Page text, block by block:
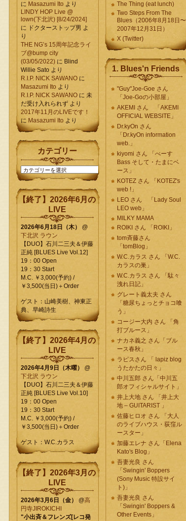
に Masazumi Ito より
LINDY HOP Live @
lown(下北沢) [8/24/2024]
に ドクターストップ男 よ
り
THE NG’s 15周年記念ライ
ブ@bump city
(03/05/2022) に Blind
Willie Sato より
R.I.P. NICK SAWANO に
Masazumi Ito より
R.I.P. NICK SAWANO に 未
だ受け入れられず より
2017年11月のLIVEです！
に Masazumi Ito より
カテゴリー
カ
テ
リ
ー
【終了】2026年6月の
LIVE
2026年6月18日（木）
@
下北沢 ラウン
【DUO】石川二三夫＆伊藤
正純 [BLUES Live Vol.12]
19：00 Open
19：30 Start
M.C. ￥3,000(予約) /
￥3,500(当日)＋Order
ゲスト：山崎美樹、神東正
典、早崎詩生
【終了】2026年4月の
LIVE
2026年4月9日（木曜）
@
下北沢 ラウン
【DUO】石川二三夫＆伊藤
正純 [BLUES Live Vol.10]
19：00 Open
19：30 Start
M.C. ￥3,000(予約) /
￥3,500(当日)＋Order
ゲスト：W.C.カラス
【終了】2026年3月の
LIVE
2026年3月6日（金） @高
円寺JIROKICHI
"小出斉＆フレンズ[レコ発
The Thing (eat lunch)
Two Steps From The
Blues（2006年8月18日〜
2007年12月31日）
X (Twitter)
1. Blues'n Friends
"Guy"Joe-Goe さん
「Joe-Goの小部屋」
AKEMI さん 「AKEMI
OFFICIAL WEBSITE」
Dr.kyOn さん
「Dr.kyOn information
web.」
kiyomi さん 「べーす
Bass そして・たまにベ
ース」
KOTEZ さん 「KOTEZ's
web !」
LEO さん 「Lady Soul
LEO web」
MILKY MAMA
ROIKI さん 「ROIKI」
tom斉藤さん
「tomBlog」
W.C.カラス さん 「W.C.
カラスの巣」
W.C.カラス さん 「駄々
洩れ日記」
グレート義太夫 さん
「糖尿ちょっとチョコ喰
う」
コージー大内 さん 「角
打ブルース」
ナカネ義之 さん「ブル
ース春秋」
ラピスさん 「 lapiz blog
うたかたの日々」
中川五郎 さん「中川五
郎オフィシャルサイト」
井上大地 さん 「井上大
地 – GUITARIST 」
佐藤ヒロオ さん 「大人
のライブハウス・荻窪ル
ースター」
加藤エレナ さん「Elena
Kato's Blog」
吾妻光良 さん
「Swingin' Boppers
(Sony Music 特設サイ
ト)」
吾妻光良 さん
「Swingin' Boppers &
Other Events」